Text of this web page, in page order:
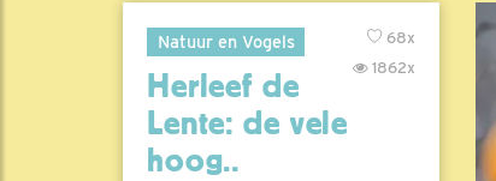
Natuur en Vogels
68x
1862x
Herleef de
Lente: de vele
hoog..